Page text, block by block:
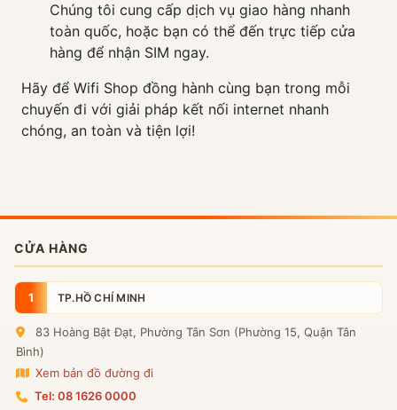
Chúng tôi cung cấp dịch vụ giao hàng nhanh
toàn quốc, hoặc bạn có thể đến trực tiếp cửa
hàng để nhận SIM ngay.
Hãy để Wifi Shop đồng hành cùng bạn trong mỗi
chuyến đi với giải pháp kết nối internet nhanh
chóng, an toàn và tiện lợi!
CỬA HÀNG
1 TP.HỒ CHÍ MINH
83 Hoàng Bật Đạt, Phường Tân Sơn (Phường 15, Quận Tân
Bình)
Xem bản đồ đường đi
Tel: 08 1626 0000